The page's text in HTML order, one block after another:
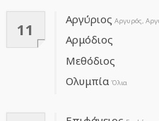
11
Αργύριος Αργυρός,
Αρμόδιος
Μεθόδιος
Ολυμπία Όλια